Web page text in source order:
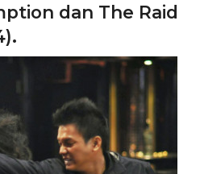
dan The Raid